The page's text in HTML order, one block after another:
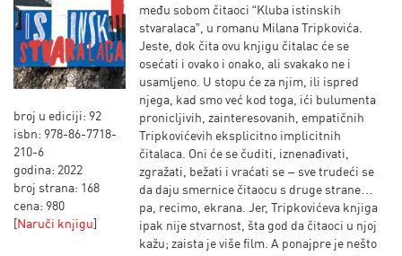
broj u ediciji: 92
isbn: 978-86-7718-
210-6
godina: 2022
broj strana: 168
cena: 980
[Naruči knjigu]
među sobom čitaoci “Kluba istinskih
stvaralaca”, u romanu Milana Tripkovića.
Jeste, dok čita ovu knjigu čitalac će se
osećati i ovako i onako, ali svakako ne i
usamljeno. U stopu će za njim, ili ispred
njega, kad smo već kod toga, ići bulumenta
pronicljivih, zainteresovanih, empatičnih
Tripkovićevih eksplicitno implicitnih
čitalaca. Oni će se čuditi, iznenađivati,
zgražati, bežati i vraćati se – sve trudeći se
da daju smernice čitaocu s druge strane…
pa, recimo, ekrana. Jer, Tripkovićeva knjiga
ipak nije stvarnost, šta god da čitaoci u njoj
kažu; zaista je više film. A ponajpre je nešto